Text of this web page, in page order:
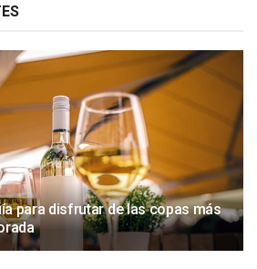
para disfrutar de las copas más